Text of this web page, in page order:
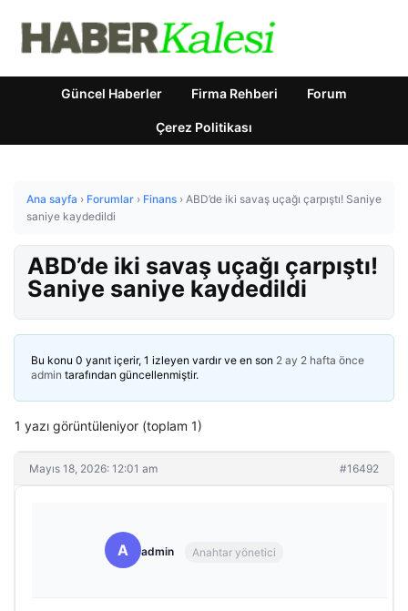
Güncel Haberler Firma Rehberi Forum
Çerez Politikası
Ana sayfa › Forumlar › Finans › ABD’de iki savaş uçağı çarpıştı! Saniye
saniye kaydedildi
ABD’de iki savaş uçağı çarpıştı!
Saniye saniye kaydedildi
Bu konu 0 yanıt içerir, 1 izleyen vardır ve en son 2 ay 2 hafta önce
admin tarafından güncellenmiştir.
1 yazı görüntüleniyor (toplam 1)
Mayıs 18, 2026: 12:01 am #16492
A admin Anahtar yönetici